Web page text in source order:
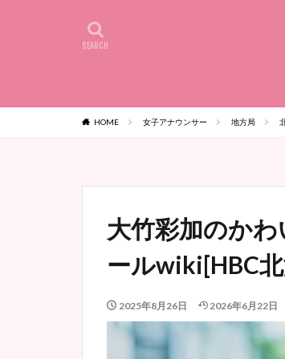
HOME 女子アナウンサー 地方局
大竹彩加のか
ールwiki[HBC
2025年8月26日 2026年6月22日